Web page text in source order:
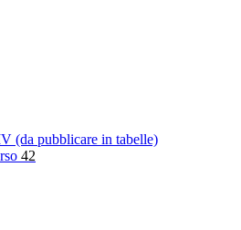
(da pubblicare in tabelle)
42